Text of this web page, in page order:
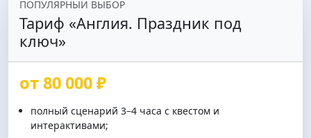
ПОПУЛЯРНЫЙ ВЫБОР
Тариф «Англия. Праздник под
ключ»
от 80 000 ₽
полный сценарий 3–4 часа с квестом и
интерактивами;